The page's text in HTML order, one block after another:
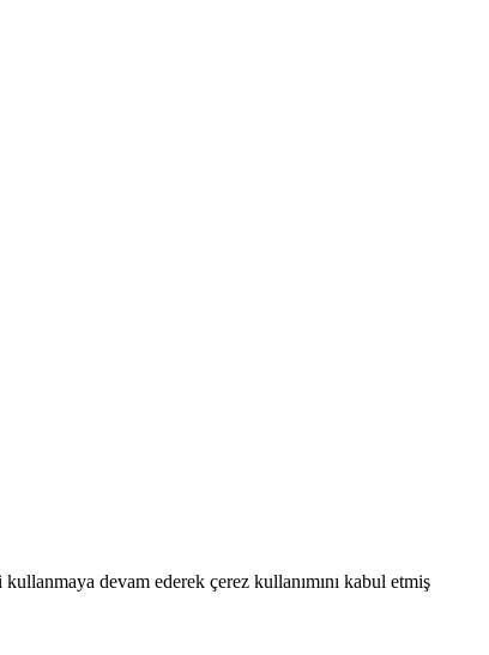
devam ederek çerez kullanımını kabul etmiş